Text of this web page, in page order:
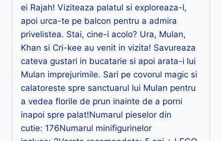
ei Rajah! Viziteaza palatul si exploreaza-l,
apoi urca-te pe balcon pentru a admira
privelistea. Stai, cine-i acolo? Ura, Mulan,
Khan si Cri-kee au venit in vizita! Savureaza
cateva gustari in bucatarie si apoi arata-i lui
Mulan imprejurimile. Sari pe covorul magic si
calatoreste spre sanctuarul lui Mulan pentru
a vedea florile de prun inainte de a porni
inapoi spre palat!Numarul pieselor din
cutie: 176Numarul minifigurinelor